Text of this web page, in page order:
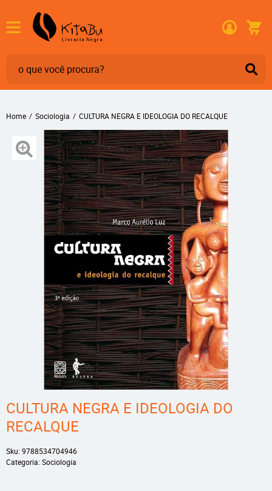
Home Sociologia CULTURA NEGRA E IDEOLOGIA DO RECALQUE
CULTURA NEGRA E IDEOLOGIA DO
RECALQUE
Sku: 9788534704946
Categoria: Sociologia